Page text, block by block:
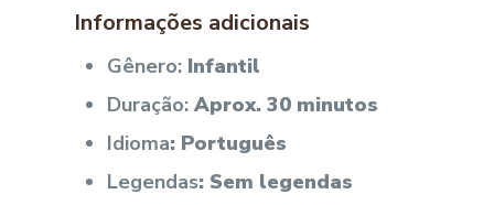
Informações adicionais
Gênero:Infantil
Duração: Aprox. 30 minutos
Idioma: Português
Legendas: Sem legendas